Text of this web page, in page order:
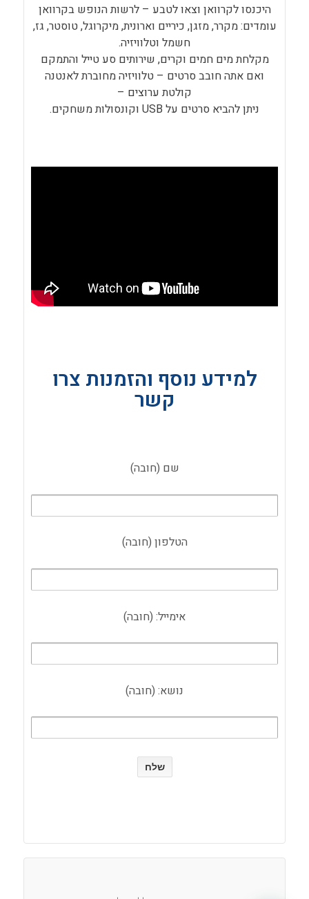
היכנסו לקרוואן וצאו לטבע – לרשות הנופש בקרוואן
עומדים: מקרר, מזגן, כיריים וארונית, מיקרוגל, טוסטר, גז,
חשמל וטלוויזיה.
מקלחת מים חמים וקרים, שירותים סע טייל והתמקם
ואם אתה חובב סרטים – טלוויזיה מחוברת לאנטנה
קולטת ערוצים –
ניתן להביא סרטים על USB וקונסולות משחקים.
למידע נוסף והזמנות צרו
קשר
שם (חובה)
הטלפון (חובה)
אימייל: (חובה)
נושא: (חובה)